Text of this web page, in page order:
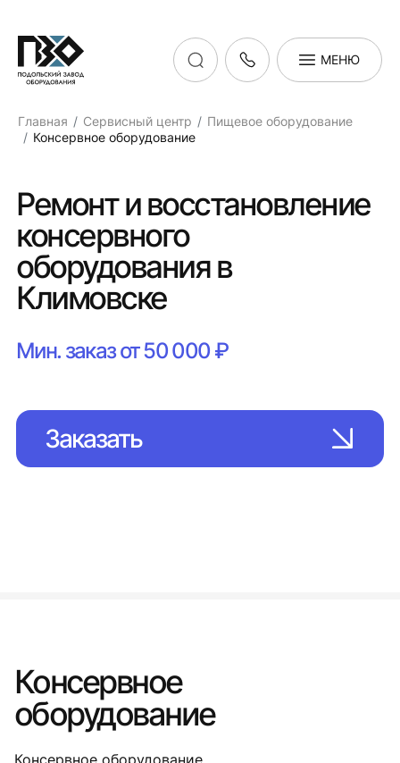
МЕНЮ
Главная Сервисный центр
Пищевое оборудование
Консервное оборудование
Ремонт и восстановление
консервного
оборудования в
Климовске
Мин. заказ от 50 000 ₽
Заказать
Консервное
оборудование
Консервное оборудование